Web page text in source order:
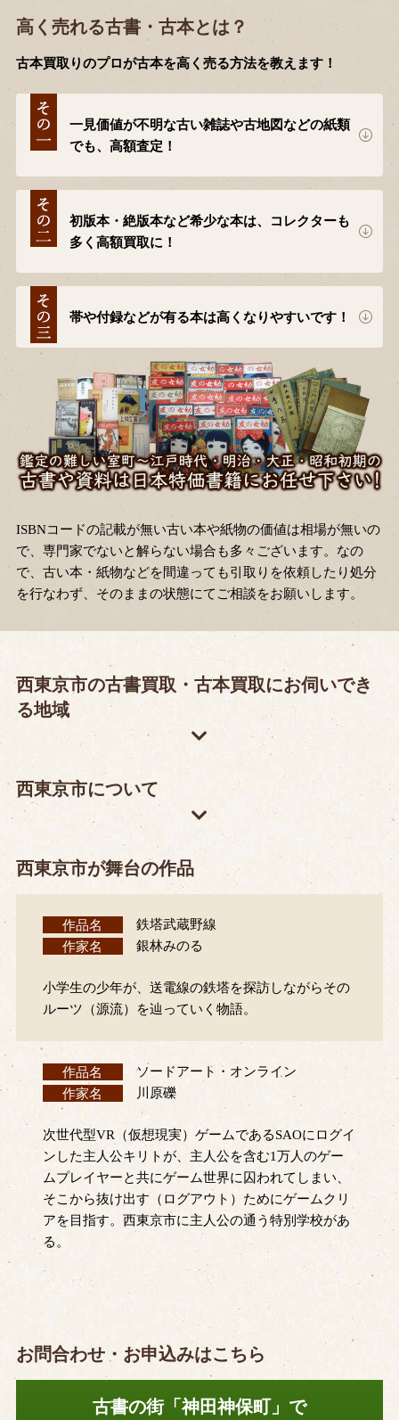
高く売れる古書・古本とは？
古本買取りのプロが古本を高く売る方法を教えます！
一見価値が不明な古い雑誌や古地図などの紙類
でも、高額査定！
初版本・絶版本など希少な本は、コレクターも
多く高額買取に！
帯や付録などが有る本は高くなりやすいです！
ISBNコードの記載が無い古い本や紙物の価値は相場が無いの
で、専門家でないと解らない場合も多々ございます。なの
で、古い本・紙物などを間違っても引取りを依頼したり処分
を行なわず、そのままの状態にてご相談をお願いします。
西東京市の古書買取・古本買取にお伺いでき
る地域
西東京市について
西東京市が舞台の作品
作品名
鉄塔武蔵野線
作家名
銀林みのる
小学生の少年が、送電線の鉄塔を探訪しながらその
ルーツ（源流）を辿っていく物語。
作品名
ソードアート・オンライン
作家名
川原礫
次世代型VR（仮想現実）ゲームであるSAOにログイ
ンした主人公キリトが、主人公を含む1万人のゲー
ムプレイヤーと共にゲーム世界に囚われてしまい、
そこから抜け出す（ログアウト）ためにゲームクリ
アを目指す。西東京市に主人公の通う特別学校があ
る。
お問合わせ・お申込みはこちら
古書の街「神田神保町」で